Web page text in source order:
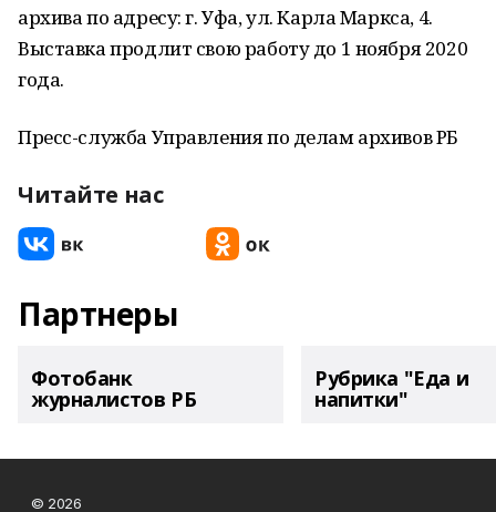
архива по адресу: г. Уфа, ул. Карла Маркса, 4.
Выставка продлит свою работу до 1 ноября 2020
года.
Пресс-служба Управления по делам архивов РБ
Читайте нас
Партнеры
Фотобанк
журналистов РБ
Рубрика "Еда и
напитки"
© 2026